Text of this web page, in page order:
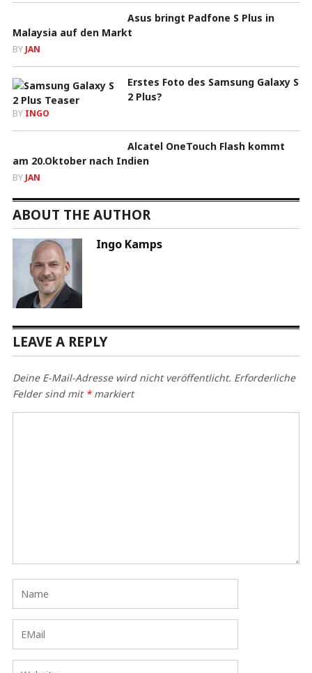
Asus bringt Padfone S Plus in
Malaysia auf den Markt
BY JAN
Erstes Foto des Samsung Galaxy S
2 Plus?
BY INGO
Alcatel OneTouch Flash kommt
am 20.Oktober nach Indien
BY JAN
ABOUT THE AUTHOR
Ingo Kamps
LEAVE A REPLY
Deine E-Mail-Adresse wird nicht veröffentlicht. Erforderliche
Felder sind mit *markiert